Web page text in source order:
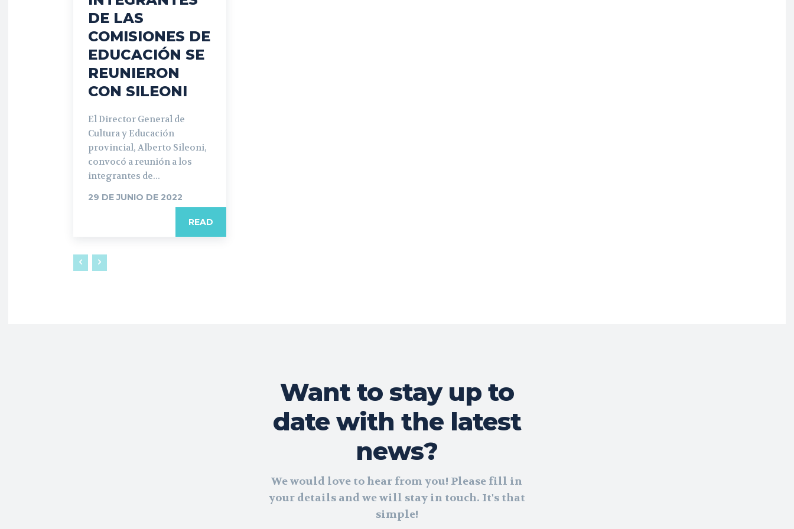
DE LAS
COMISIONES DE
EDUCACIÓN SE
REUNIERON
CON SILEONI
El Director General de
Cultura y Educación
provincial, Alberto Sileoni,
convocó a reunión a los
integrantes de...
29 DE JUNIO DE 2022
READ
Want to stay up to
date with the latest
news?
We would love to hear from you! Please fill in
your details and we will stay in touch. It's that
simple!